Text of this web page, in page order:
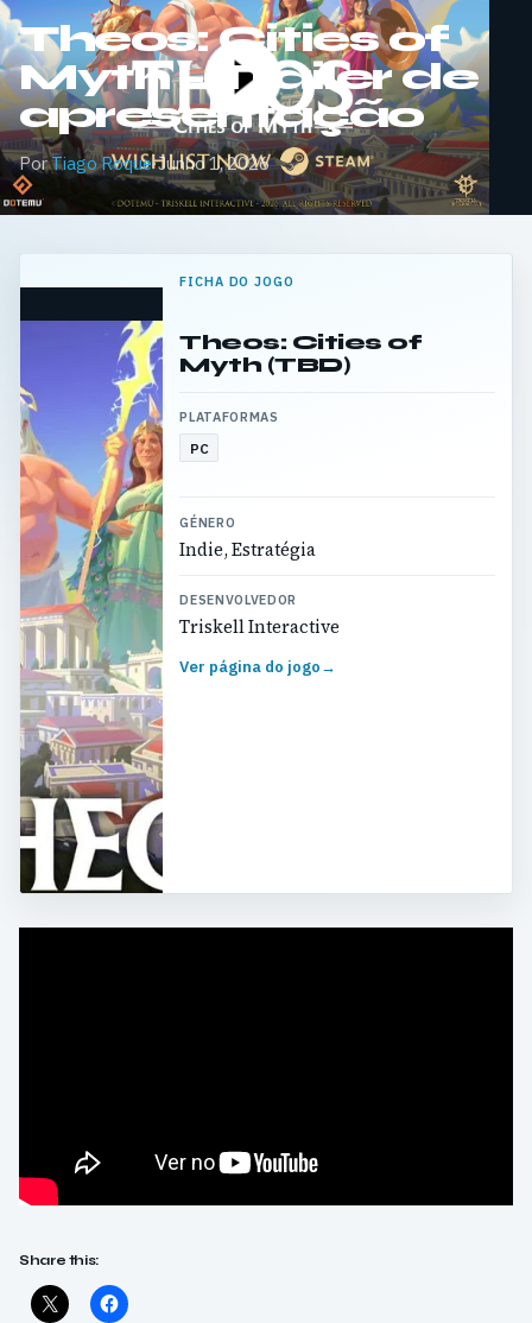
Theos: Cities of
Myth – Trailer de
apresentação
PorTiago Roque·Junho 1, 2026
FICHA DO JOGO
Theos: Cities of
Myth (TBD)
PLATAFORMAS
PC
GÉNERO
Indie, Estratégia
DESENVOLVEDOR
Triskell Interactive
Ver página do jogo→
Share this: